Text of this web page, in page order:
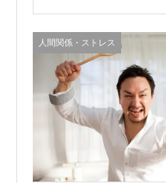
人間関係・ストレス